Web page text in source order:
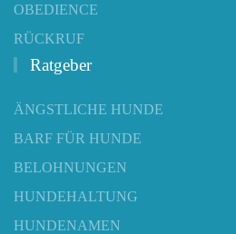
OBEDIENCE
RÜCKRUF
Ratgeber
ÄNGSTLICHE HUNDE
BARF FÜR HUNDE
BELOHNUNGEN
HUNDEHALTUNG
HUNDENAMEN